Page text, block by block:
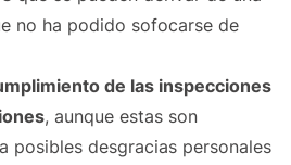
no ha podido sofocarse de
de las inspecciones
, aunque estas son
posibles desgracias personales